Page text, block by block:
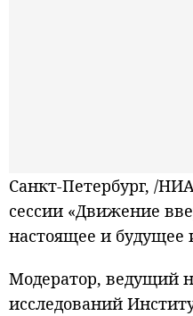
Санкт-Петербург, /
сессии «Движение
настоящее и
Модератор, ведущий
исследований